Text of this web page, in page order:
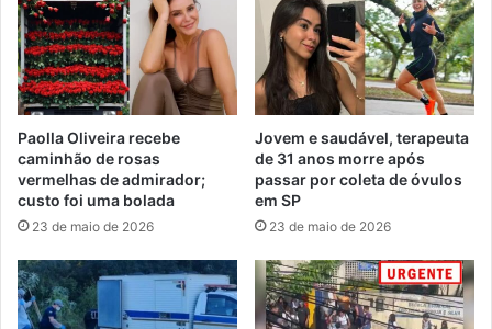
Paolla Oliveira recebe
caminhão de rosas
vermelhas de admirador;
custo foi uma bolada
23 de maio de 2026
Jovem e saudável, terapeuta
de 31 anos morre após
passar por coleta de óvulos
em SP
23 de maio de 2026